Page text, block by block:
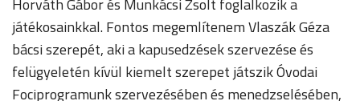
Horváth Gábor és Munkácsi Zsolt foglalkozik a
játékosainkkal. Fontos megemlítenem Vlaszák Géza
bácsi szerepét, aki a kapusedzések szervezése és
felügyeletén kívül kiemelt szerepet játszik Óvodai
Fociprogramunk szervezésében és menedzselésében,